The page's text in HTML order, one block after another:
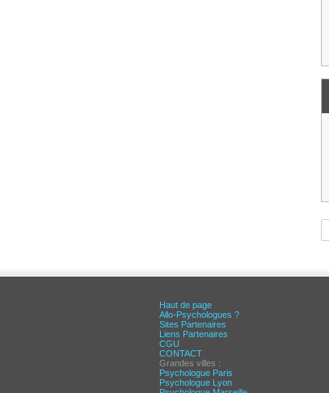
Haut de page
Allo-Psychologues ?
Sites Partenaires
Liens Partenaires
CGU
CONTACT
Grandes villes :
Psychologue Paris
Psychologue Lyon